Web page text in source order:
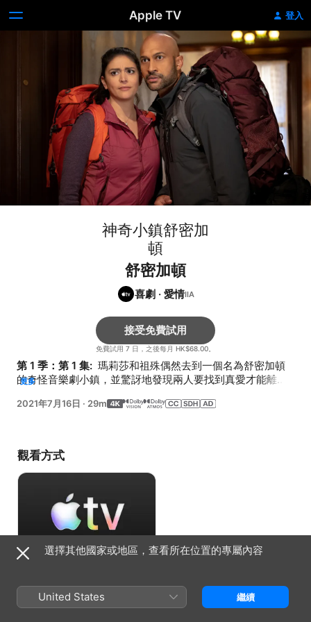
Apple TV 登入
神奇小鎮舒密加
頓
舒密加頓
喜劇 · 愛情
免費試用 7 日，之後每月 HK$68.00。
接受免費試用
第 1 季：第 1 集: 瑪莉莎和祖殊偶然去到一個名為舒密加頓
的奇怪音樂劇小鎮，並驚訝地發現兩人要找到真愛才能離
更多
2021年7月16日 · 29m
觀看方式
選擇其他國家或地區，查看所在位置的專屬內容
United States 繼續